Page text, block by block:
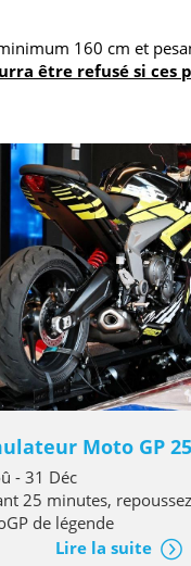
160 cm et
être refusé si ces
Moto GP
- 31 Déc
25 minutes,
de légende
Lire la suite